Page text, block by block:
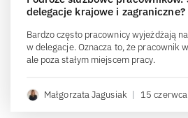
delegacje krajowe i zagraniczne?
Bardzo często pracownicy wyjeżdżają
w delegacje. Oznacza to, że pracownik
ale poza stałym miejscem pracy.
Małgorzata Jagusiak | 15